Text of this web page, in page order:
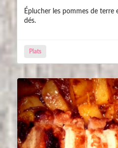
Éplucher les pommes de terre
dés.
Plats